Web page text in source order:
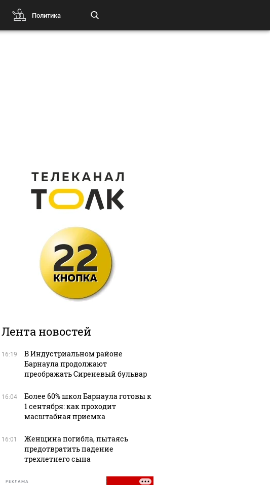
Политика
Лента новостей
16:19
В Индустриальном районе
Барнаула продолжают
преображать Сиреневый бульвар
16:04
Более 60% школ Барнаула готовы к
1 сентября: как проходит
масштабная приемка
16:01
Женщина погибла, пытаясь
предотвратить падение
трехлетнего сына
РЕКЛАМА